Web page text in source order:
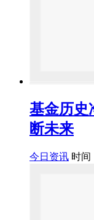
基金历史
断未来
今日资讯 时间